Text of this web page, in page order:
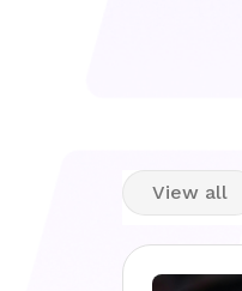
View all